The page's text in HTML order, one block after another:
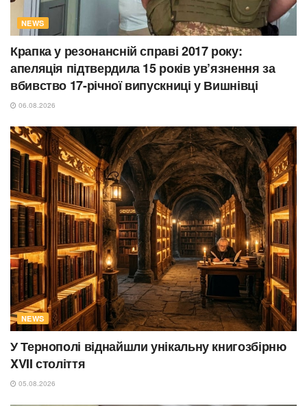
NEWS
Крапка у резонансній справі 2017 року:
апеляція підтвердила 15 років ув’язнення за
вбивство 17-річної випускниці у Вишнівці
06.08.2026
NEWS
У Тернополі віднайшли унікальну книгозбірню
XVII століття
05.08.2026